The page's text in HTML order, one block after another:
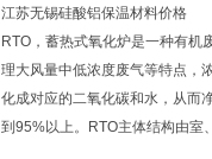
江苏无锡硅酸铝保温材料价格
RTO，蓄热式氧化炉是一种有机
理大风量中低浓度废气等特点，
化成对应的二氧化碳和水，从而
到95%以上。RTO主体结构由室